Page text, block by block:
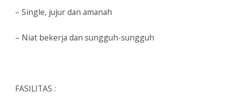
– Single, jujur dan amanah
– Niat bekerja dan sungguh-sungguh
FASILITAS :